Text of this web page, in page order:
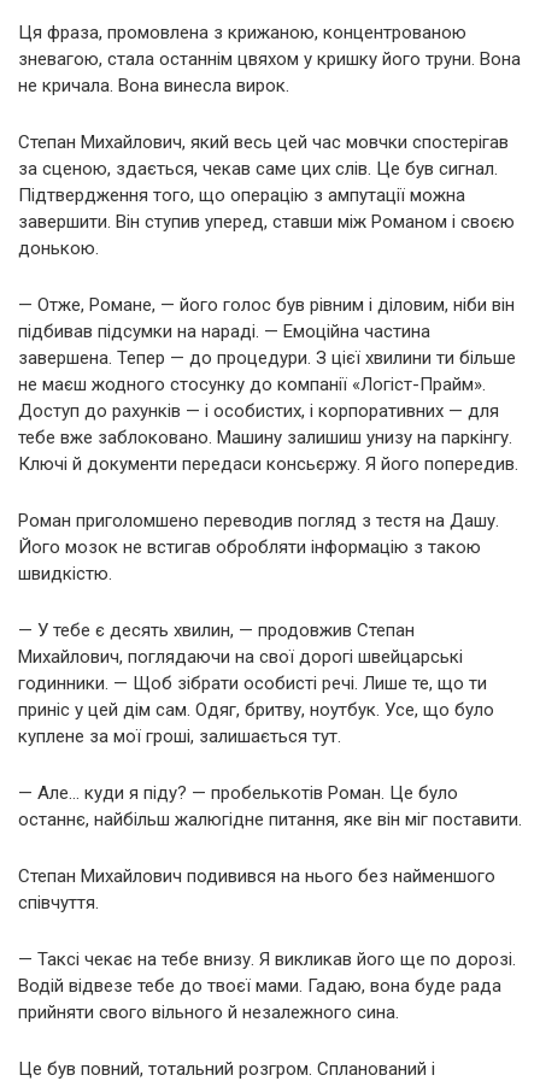
Ця фраза, промовлена з крижаною, концентрованою
зневагою, стала останнім цвяхом у кришку його труни. Вона
не кричала. Вона винесла вирок.
Степан Михайлович, який весь цей час мовчки спостерігав
за сценою, здається, чекав саме цих слів. Це був сигнал.
Підтвердження того, що операцію з ампутації можна
завершити. Він ступив уперед, ставши між Романом і своєю
донькою.
— Отже, Романе, — його голос був рівним і діловим, ніби він
підбивав підсумки на нараді. — Емоційна частина
завершена. Тепер — до процедури. З цієї хвилини ти більше
не маєш жодного стосунку до компанії «Логіст-Прайм».
Доступ до рахунків — і особистих, і корпоративних — для
тебе вже заблоковано. Машину залишиш унизу на паркінгу.
Ключі й документи передаси консьєржу. Я його попередив.
Роман приголомшено переводив погляд з тестя на Дашу.
Його мозок не встигав обробляти інформацію з такою
швидкістю.
— У тебе є десять хвилин, — продовжив Степан
Михайлович, поглядаючи на свої дорогі швейцарські
годинники. — Щоб зібрати особисті речі. Лише те, що ти
приніс у цей дім сам. Одяг, бритву, ноутбук. Усе, що було
куплене за мої гроші, залишається тут.
— Але… куди я піду? — пробелькотів Роман. Це було
останнє, найбільш жалюгідне питання, яке він міг поставити.
Степан Михайлович подивився на нього без найменшого
співчуття.
— Таксі чекає на тебе внизу. Я викликав його ще по дорозі.
Водій відвезе тебе до твоєї мами. Гадаю, вона буде рада
прийняти свого вільного й незалежного сина.
Це був повний, тотальний розгром. Спланований і